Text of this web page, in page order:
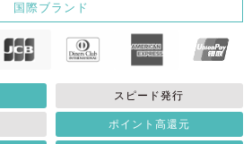
国際ブランド
スピード発行
ポイント高還元